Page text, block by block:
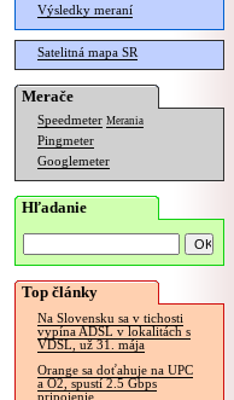
Výsledky meraní
Satelitná mapa SR
Merače
Speedmeter Merania
Pingmeter
Googlemeter
Hľadanie
Top články
Na Slovensku sa v tichosti
vypína ADSL v lokalitách s
VDSL, už 31. mája
Orange sa doťahuje na UPC
a O2, spustí 2.5 Gbps
pripojenie